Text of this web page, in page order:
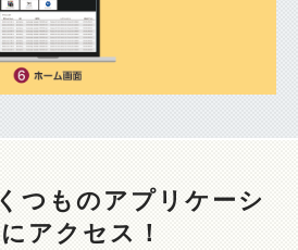
つものアプリケーシ
アクセス！